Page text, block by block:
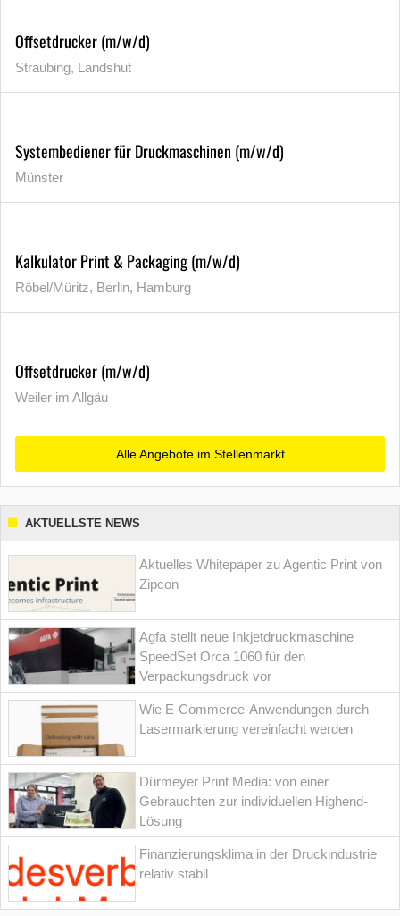
Offsetdrucker (m/w/d)
Straubing, Landshut
Systembediener für Druckmaschinen (m/w/d)
Münster
Kalkulator Print & Packaging (m/w/d)
Röbel/Müritz, Berlin, Hamburg
Offsetdrucker (m/w/d)
Weiler im Allgäu
Alle Angebote im Stellenmarkt
AKTUELLSTE NEWS
Aktuelles Whitepaper zu Agentic Print von
Zipcon
Agfa stellt neue Inkjetdruckmaschine
SpeedSet Orca 1060 für den
Verpackungsdruck vor
Wie E-Commerce-Anwendungen durch
Lasermarkierung vereinfacht werden
Dürmeyer Print Media: von einer
Gebrauchten zur individuellen Highend-
Lösung
Finanzierungsklima in der Druckindustrie
relativ stabil